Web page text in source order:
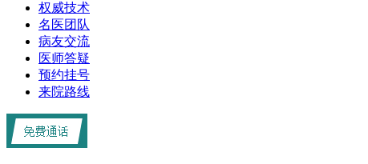
权威技术
名医团队
病友交流
医师答疑
预约挂号
来院路线